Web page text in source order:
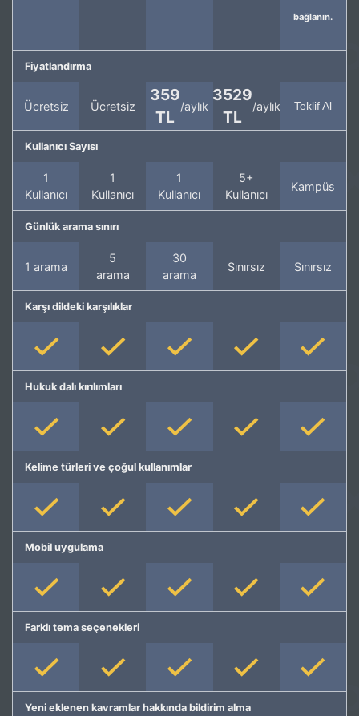
bağlanın.
Fiyatlandırma
Ücretsiz Ücretsiz
359
TL
/aylık
3529
TL
/aylık Teklif Al
Kullanıcı Sayısı
1
Kullanıcı
1
Kullanıcı
1
Kullanıcı
5+
Kullanıcı
Kampüs
Günlük arama sınırı
1 arama
5
arama
30
arama
Sınırsız Sınırsız
Karşı dildeki karşılıklar
Hukuk dalı kırılımları
Kelime türleri ve çoğul kullanımlar
Mobil uygulama
Farklı tema seçenekleri
Yeni eklenen kavramlar hakkında bildirim alma